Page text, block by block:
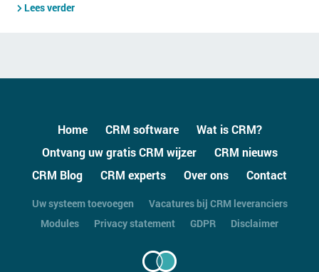
Lees verder
Home CRM software
Wat is CRM?
Ontvang uw gratis CRM wijzer
CRM nieuws
CRM Blog
CRM experts Over ons Contact
Uw systeem toevoegen
Vacatures bij CRM leveranciers
Modules
Privacy statement GDPR Disclaimer